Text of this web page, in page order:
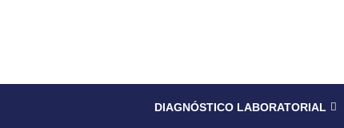
DIAGNÓSTICO LABORATORIAL